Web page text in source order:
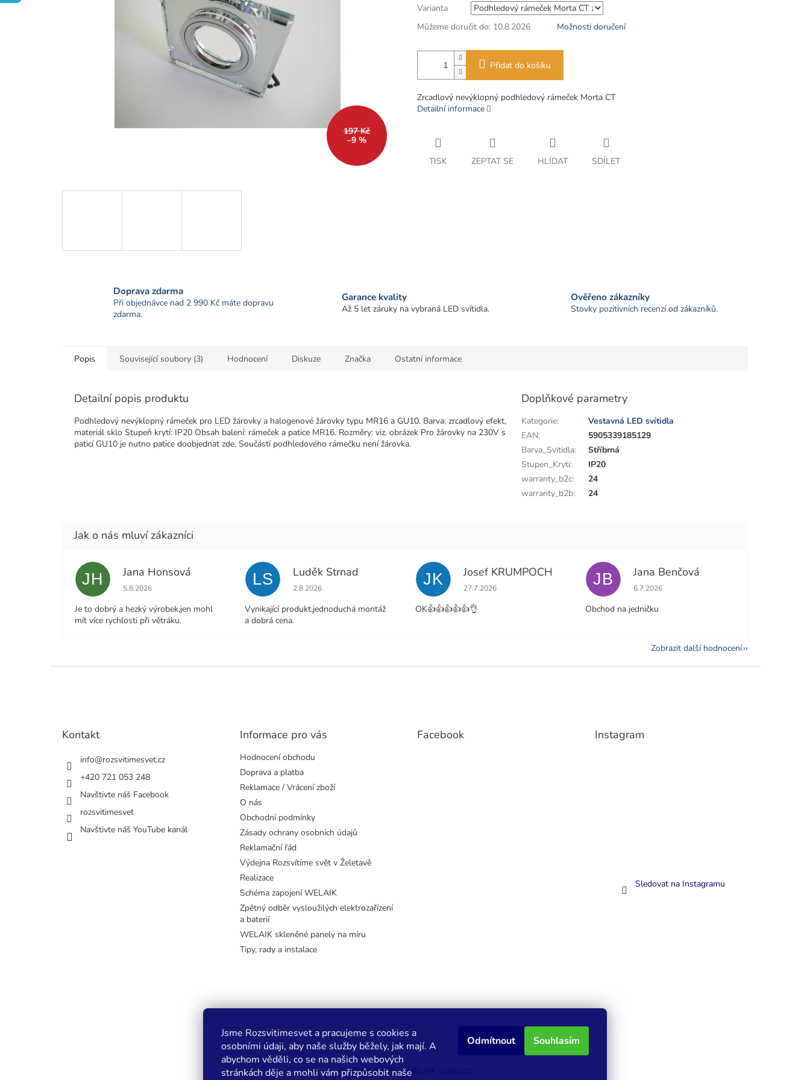
Jsme Rozsvitimesvet a pracujeme s cookies a
osobními údaji, aby naše služby běžely, jak mají. A
abychom věděli, co se na našich webových
stránkách děje a mohli vám přizpůsobit naše
Odmítnout Souhlasím
197 Kč
–9 %
Varianta
Můžeme doručit do: 10.8.2026 Možnosti doručení
Přidat do košíku
Zrcadlový nevýklopný podhledový rámeček Morta CT
Detailní informace
TISK ZEPTAT SE HLÍDAT SDÍLET
Doprava zdarma
Při objednávce nad 2 990 Kč máte dopravu
zdarma.
Garance kvality
Až 5 let záruky na vybraná LED svítidla.
Ověřeno zákazníky
Stovky pozitivních recenzí od zákazníků.
Popis Související soubory (3) Hodnocení Diskuze Značka Ostatní informace
Detailní popis produktu
Podhledový nevýklopný rámeček pro LED žárovky a halogenové žárovky typu MR16 a GU10. Barva: zrcadlový efekt,
materiál sklo Stupeň krytí: IP20 Obsah balení: rámeček a patice MR16. Rozměry: viz. obrázek Pro žárovky na 230V s
paticí GU10 je nutno patice doobjednat zde. Součástí podhledového rámečku není žárovka.
Doplňkové parametry
Kategorie:
Vestavná LED svítidla
EAN:
5905339185129
Barva_Svitidla:
Stříbrná
Stupen_Kryti:
IP20
warranty_b2c:
24
warranty_b2b: 24
JH Jana Honsová
Hodnocení obchodu je 5 z 5 hvězdiček.
5.8.2026
Je to dobrý a hezký výrobek,jen mohl
mít více rychlosti při větráku.
LS Luděk Strnad
Hodnocení obchodu je 5 z 5 hvězdiček.
2.8.2026
Vynikající produkt,jednoduchá montáž
a dobrá cena.
JK Josef KRUMPOCH
Hodnocení obchodu je 5 z 5 hvězdiček.
27.7.2026
OK👍👍👍👍👍👌
JB Jana Benčová
Hodnocení obchodu je 5 z 5 hvězdiček.
6.7.2026
Obchod na jedničku
Zobrazit další hodnocení
Kontakt
info@rozsvitimesvet.cz
+420 721 053 248
Navštivte náš Facebook
rozsvitimesvet
Navštivte náš YouTube kanál
Informace pro vás
Hodnocení obchodu
Doprava a platba
Reklamace / Vrácení zboží
O nás
Obchodní podmínky
Zásady ochrany osobních údajů
Reklamační řád
Výdejna Rozsvítíme svět v Želetavě
Realizace
Schéma zapojení WELAIK
Zpětný odběr vysloužilých elektrozařízení
a baterií
WELAIK skleněné panely na míru
Tipy, rady a instalace
Facebook Instagram
Sledovat na Instagramu
Kontaktujte nás WELAIK-cesko.cz